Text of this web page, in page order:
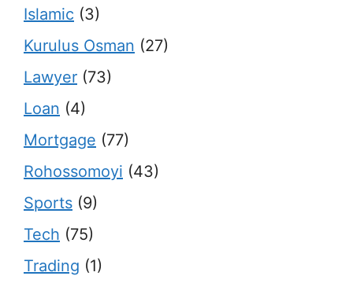
Islamic (3)
Kurulus Osman (27)
Lawyer (73)
Loan (4)
Mortgage (77)
Rohossomoyi (43)
Sports (9)
Tech (75)
Trading (1)